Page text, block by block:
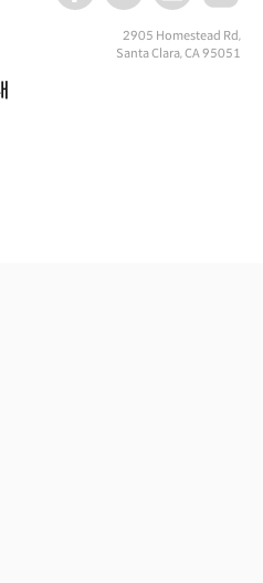
2905 Homestead Rd,
Santa Clara, CA 95051